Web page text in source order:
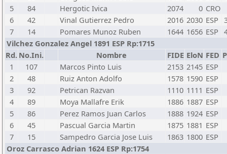
5
84 Hergotic Ivica 2074 0 CRO
6
42 Vinal Gutierrez Pedro 2016 2030 ESP
7
14 Pomares Munoz Ruben 1644 1656 ESP
Vilchez Gonzalez Angel 1891 ESP Rp:1715
Rd. No.Ini. Nombre FIDE EloN FED
1
107 Marcos Pinto Luis 2153 2145 ESP
2
48 Ruiz Anton Adolfo 1578 1590 ESP
3
92 Petrican Razvan 1110 1111 ESP
4
89 Moya Mallafre Erik 1886 1887 ESP
5
86 Perez Ramos Juan Carlos 1888 1924 ESP
6
45 Pascual Garcia Martin 1875 1881 ESP
7
15 Sampedro Garcia Jose Luis 1863 1800 ESP
Oroz Carrasco Adrian 1624 ESP Rp:1754